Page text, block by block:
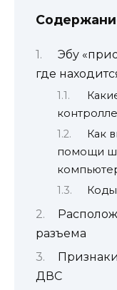
Эбу
где
Как
помощи
разъема
ДВС